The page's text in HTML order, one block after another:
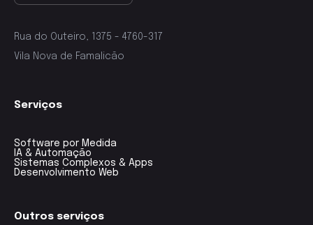
Rua do Outeiro, 1375 - 4760-317
Vila Nova de Famalicão
Serviços
Software por Medida
IA & Automação
Sistemas Complexos & Apps
Desenvolvimento Web
Outros serviços